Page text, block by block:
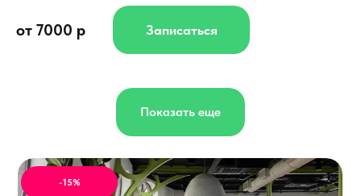
от 7000 р Записаться
Показать еще
-15%